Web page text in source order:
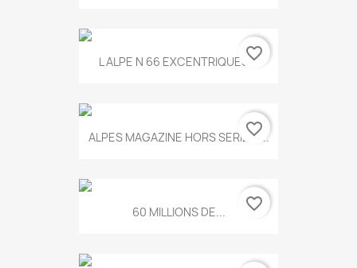
L ALPE N 66 EXCENTRIQUES...
favorite_border
ALPES MAGAZINE HORS SERIE N...
favorite_border
60 MILLIONS DE... favorite_border